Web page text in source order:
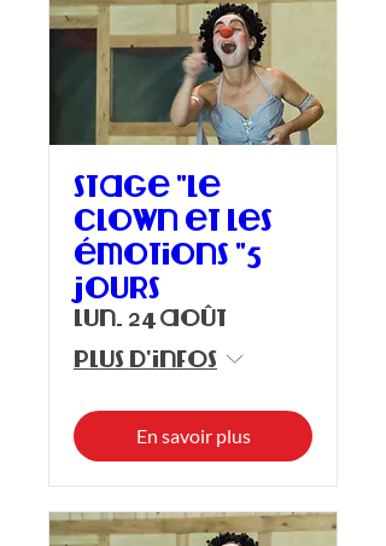
Stage "Le
clown et les
émotions "5
jours
lun. 24 août
Plus d'infos
En savoir plus